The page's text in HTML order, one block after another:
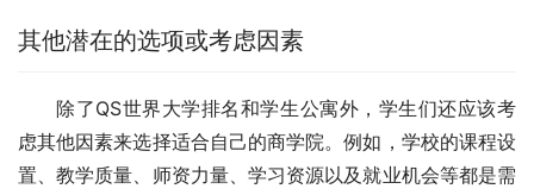
其他潜在的选项或考虑因素
除了QS世界大学排名和学生公寓外，学生们还应该考
虑其他因素来选择适合自己的商学院。例如，学校的课程设
置、教学质量、师资力量、学习资源以及就业机会等都是需